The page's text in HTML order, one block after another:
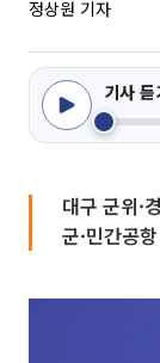
정상원 기자
기사 듣
대구 군위·
군·민간공